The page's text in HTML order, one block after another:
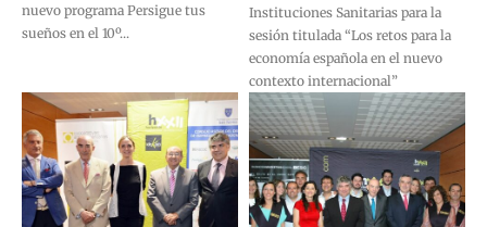
nuevo programa Persigue tus
sueños en el 10º...
Instituciones Sanitarias para la
sesión titulada “Los retos para la
economía española en el nuevo
contexto internacional”